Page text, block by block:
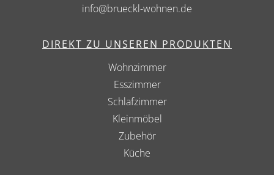
info@brueckl-wohnen.de
DIREKT ZU UNSEREN PRODUKTEN
Wohnzimmer
Esszimmer
Schlafzimmer
Kleinmöbel
Zubehör
Küche